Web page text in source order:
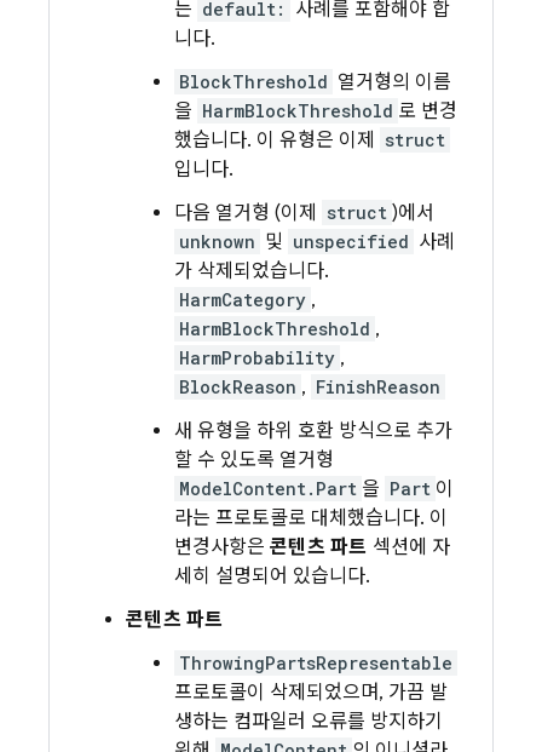
는 default:
사례를 포함해야 합
니다.
BlockThreshold 열거형의 이름
을 HarmBlockThreshold 로 변경
했습니다. 이 유형은 이제
struct
입니다.
다음 열거형 (이제
struct )에서
unknown 및 unspecified 사례
가 삭제되었습니다.
HarmCategory ,
HarmBlockThreshold ,
HarmProbability ,
BlockReason , FinishReason
새 유형을 하위 호환 방식으로 추가
할 수 있도록 열거형
ModelContent.Part 을 Part 이
라는 프로토콜로 대체했습니다. 이
변경사항은 콘텐츠 파트 섹션에 자
세히 설명되어 있습니다.
콘텐츠 파트
ThrowingPartsRepresentable
프로토콜이 삭제되었으며, 가끔 발
생하는 컴파일러 오류를 방지하기